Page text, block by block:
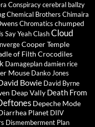
Conspiracycerebral ballzy
Chemical Brothers Chimaira
Chromatics chumped
Say YeahClashCloud
Cooper Temple
of Filth Crocodiles
Damageplandamien rice
Mouse Danko Jones
Bowie David Byrne
Deap Vally Death From
Depeche Mode
Planet DIIV
Dismemberment Plan